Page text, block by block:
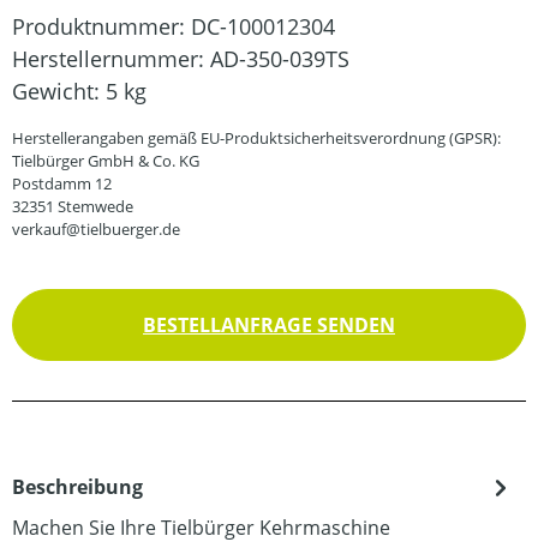
Produktnummer: DC-100012304
Herstellernummer: AD-350-039TS
Gewicht: 5 kg
Herstellerangaben gemäß EU-Produktsicherheitsverordnung (GPSR):
Tielbürger GmbH & Co. KG
Postdamm 12
32351 Stemwede
verkauf@tielbuerger.de
BESTELLANFRAGE SENDEN
Beschreibung
Machen Sie Ihre Tielbürger Kehrmaschine